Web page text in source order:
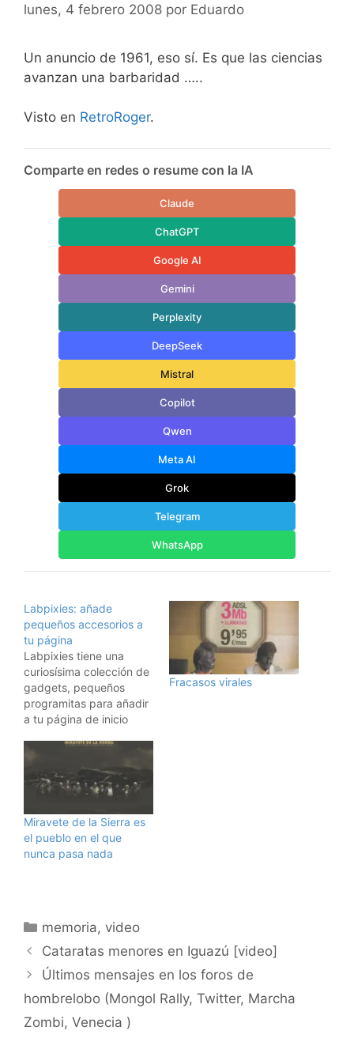
lunes, 4 febrero 2008 por Eduardo
Un anuncio de 1961, eso sí. Es que las ciencias
avanzan una barbaridad …..
Visto en RetroRoger.
Comparte en redes o resume con la IA
Claude
ChatGPT
Google AI
Gemini
Perplexity
DeepSeek
Mistral
Copilot
Qwen
Meta AI
Grok
Telegram
WhatsApp
Labpixies: añade
pequeños accesorios a
tu página
Labpixies tiene una
curiosísima colección de
gadgets, pequeños
programitas para añadir
a tu página de inicio
o a Netvibes o a tu blog.
Tienen un montón de
ellos, pero el que más
me ha llamado la
atención es esta
pequeña televisión en la
que estoy viendo
ahora…
Fracasos virales
Miravete de la Sierra es
el pueblo en el que
nunca pasa nada
Categorías
memoria, video
Cataratas menores en Iguazú [video]
Últimos mensajes en los foros de
hombrelobo (Mongol Rally, Twitter, Marcha
Zombi, Venecia )